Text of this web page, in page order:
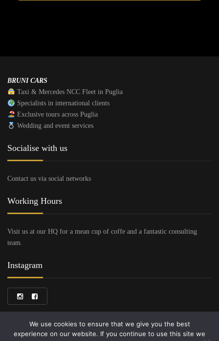
BRUNI CARS
Taxi & Mercedes NCC Fleet in Puglia
Specialists in international clients
Exclusive tours across Puglia
Wedding and event services
Socialise with us
Contact us via social networks
Working Hours
Visit us at our HQ for a mean cup of coffe and a fantastic consulting
team.
Instagram
We use cookies to ensure that we give you the best
experience on our website. If you continue to use this site we